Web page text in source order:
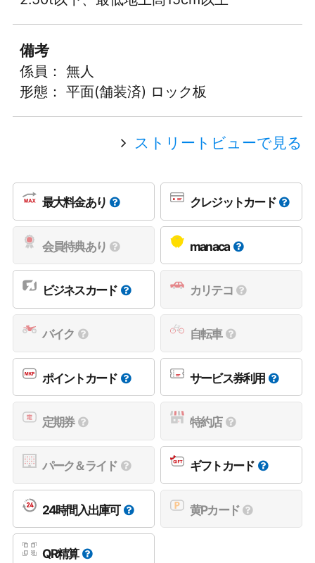
備考
係員： 無人
形態： 平面(舗装済) ロック板
ストリートビューで見る
最大料金あり クレジットカード
会員特典あり manaca
ビジネスカード カリテコ
バイク 自転車
ポイントカード サービス券利用
定期券 特約店
パーク＆ライド ギフトカード
24時間入出庫可 黄Pカード
QR精算